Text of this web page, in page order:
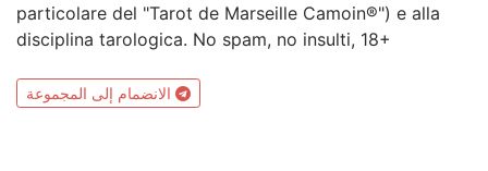
particolare del "Tarot de Marseille Camoin®") e alla
disciplina tarologica. No spam, no insulti, 18+